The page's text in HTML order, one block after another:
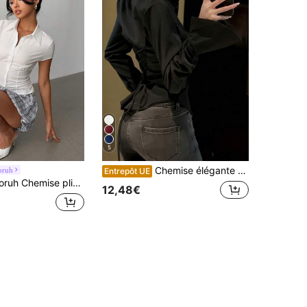
à la taille, manches courtes, couleur unie blanche, élégante pour femmes, idéale pour le travail ou les sorties quotidiennes au printemps/été
5
Entrepôt UE Chemise élégante pour femme de couleur unie avec un lien unique dans le dos et des détails de boutons à l'avant - manches longues, convient pour toutes les saisons, noir, printemps
12,48€